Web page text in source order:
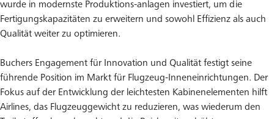
wurde in modernste Produktions-anlagen investiert, um die
Fertigungskapazitäten zu erweitern und sowohl Effizienz als auch
Qualität weiter zu optimieren.
Buchers Engagement für Innovation und Qualität festigt seine
führende Position im Markt für Flugzeug-Inneneinrichtungen. Der
Fokus auf der Entwicklung der leichtesten Kabinenelementen hilft
Airlines, das Flugzeuggewicht zu reduzieren, was wiederum den